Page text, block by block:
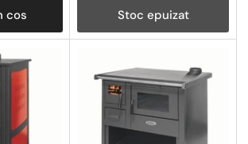
cos Stoc epuizat